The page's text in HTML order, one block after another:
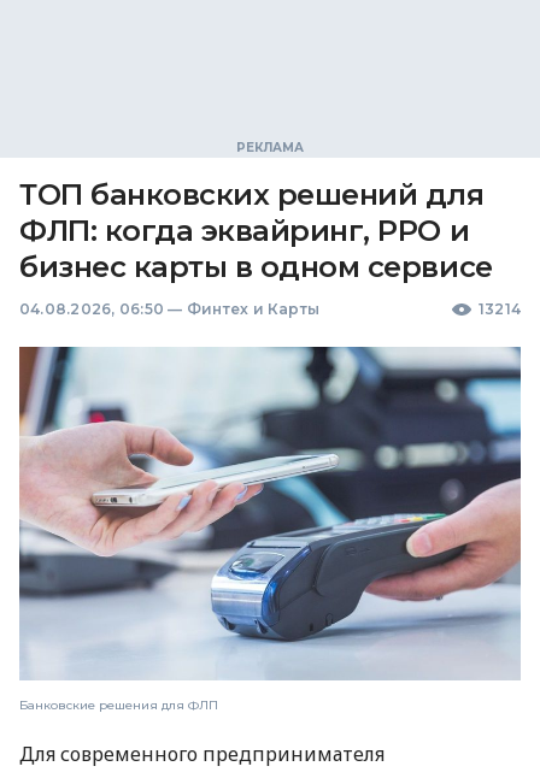
ТОП банковских решений для
ФЛП: когда эквайринг, РРО и
бизнес карты в одном сервисе
04.08.2026, 06:50 — Финтех и Карты 13214
Банковские решения для ФЛП
Для современного предпринимателя